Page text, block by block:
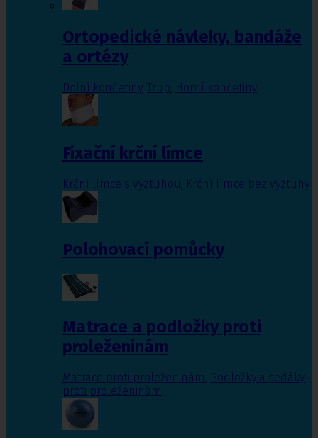
Ortopedické návleky, bandáže
a ortézy
Dolní končetiny, Trup, Horní končetiny
Fixační krční límce
Krční límce s výztuhou Krční límce bez výztuhy
Polohovací pomůcky
Matrace a podložky proti
proleženinám
Matrace proti proleženinám, Podložky a sedáky
proti proleženinám